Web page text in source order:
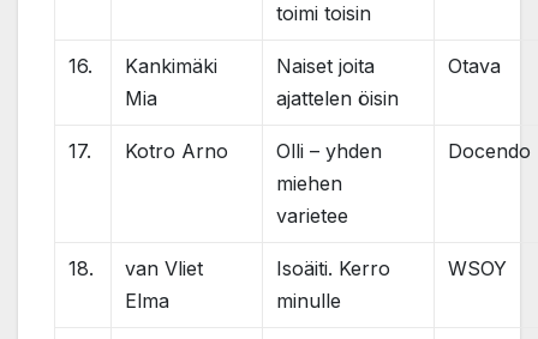
toimi toisin
16.
Kankimäki
Mia
Naiset joita
ajattelen öisin
Otava
17. Kotro Arno
Olli – yhden
miehen
varietee
Docendo
18.
van Vliet
Elma
Isoäiti. Kerro
minulle
WSOY